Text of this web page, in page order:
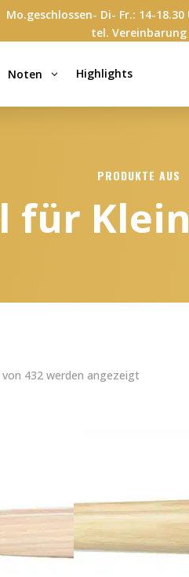
Mo.geschlossen- Di- Fr.: 14-
tel. Vereinbarung
Noten 3 Highlights
PRODUKTE AUS
für
von 432 werden angezeigt